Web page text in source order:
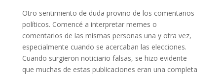
Otro sentimiento de duda provino de los comentarios
políticos. Comencé a interpretar memes o
comentarios de las mismas personas una y otra vez,
especialmente cuando se acercaban las elecciones.
Cuando surgieron noticiario falsas, se hizo evidente
que muchas de estas publicaciones eran una completa